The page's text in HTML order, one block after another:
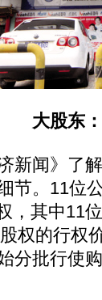
大股东
闻》了解
节。11位
，其中11
权的行权
分批行使